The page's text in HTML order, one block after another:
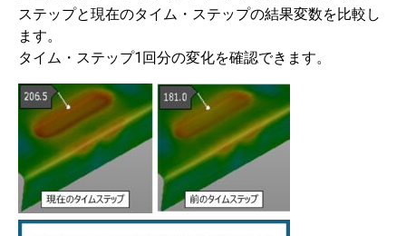
ステップと現在のタイム・ステップの結果変数を比較し
ます。
タイム・ステップ1回分の変化を確認できます。